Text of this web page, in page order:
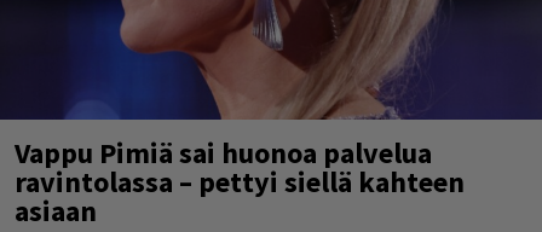
Vappu Pimiä sai huonoa palvelua
ravintolassa – pettyi siellä kahteen
asiaan